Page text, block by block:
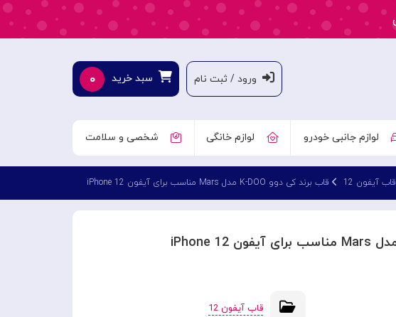
ورود / ثبت نام سبد خرید ۰
لوازم جانبی خودرو لوازم خانگی شخصی و سلامت
قاب آیفون 12 قاب برند کی دوو K-DOO مدل Mars مناسب برای آیفون iPhone 12
قاب آیفون 12